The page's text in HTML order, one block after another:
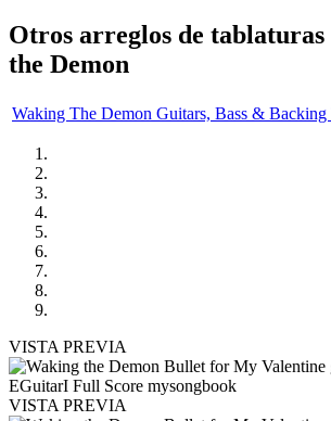
Otros arreglos de tablaturas
the Demon
Waking The Demon Guitars, Bass & Backing
VISTA PREVIA
VISTA PREVIA